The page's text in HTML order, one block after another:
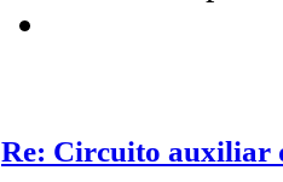
Re: Circuito auxiliar